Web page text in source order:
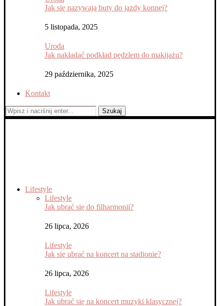
Jak się nazywają buty do jazdy konnej?
5 listopada, 2025
Uroda
Jak nakładać podkład pędzlem do makijażu?
29 października, 2025
Kontakt
Szukaj
Lifestyle
Lifestyle
Jak ubrać się do filharmonii?
26 lipca, 2026
Lifestyle
Jak się ubrać na koncert na stadionie?
26 lipca, 2026
Lifestyle
Jak ubrać się na koncert muzyki klasycznej?